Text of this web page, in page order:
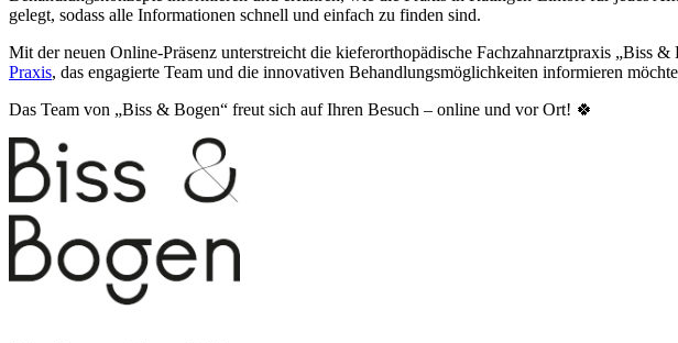
gelegt, sodass alle Informationen schnell und einfach zu finden sind.
Mit der neuen Online-Präsenz unterstreicht die kieferorthopädische Fachzahnarztpraxis „Biss
Praxis, das engagierte Team und die innovativen Behandlungsmöglichkeiten informieren
Das Team von „Biss & Bogen“ freut sich auf Ihren Besuch – online und vor Ort! 🍀